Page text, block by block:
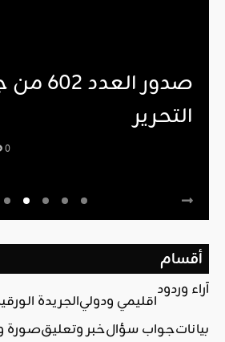
صدور
التحرير
0
أقسام
آراء وردود
اقليمي ودوليالجريدة
بياناتجواب سؤالخبر وتعليقصورة